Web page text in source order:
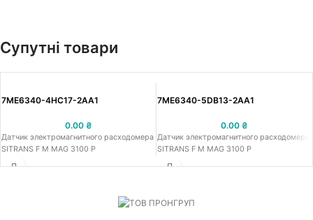
Супутні товари
7ME6340-4HC17-2AA1
0.00 ₴
Датчик электромагнитного расходомера
SITRANS F M MAG 3100 P
7ME6340-5DB13-2AA1
0.00 ₴
Датчик электромагнитного расходомера
SITRANS F M MAG 3100 P